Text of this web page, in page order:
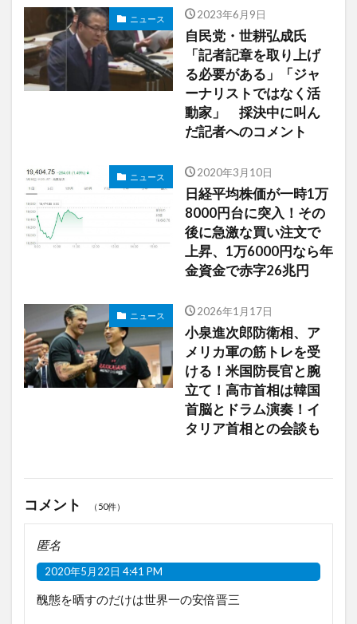
ニュース 2023年6月9日
自民党・世耕弘成氏
「記者記章を取り上げ
る必要がある」「ジャ
ーナリストではなく活
動家」 採決中に叫ん
だ記者へのコメント
ニュース 2020年3月10日
日経平均株価が一時1万
8000円台に突入！その
後に急激な買い注文で
上昇、1万6000円なら年
金資金で赤字26兆円
ニュース 2026年1月17日
小泉進次郎防衛相、ア
メリカ軍の筋トレを受
ける！米国防長官と腕
立て！高市首相は韓国
首脳とドラム演奏！イ
タリア首相との会談も
コメント （50件）
匿名
2020年5月22日 4:41 PM
醜態を晒すのだけは世界一の安倍晋三